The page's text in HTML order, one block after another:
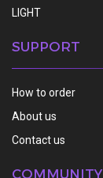
LIGHT
SUPPORT
How to order
About us
Contact us
COMMUNITY